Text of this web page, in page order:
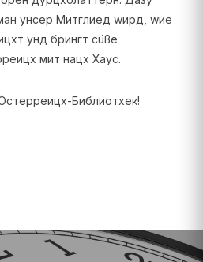
унсер Митглиед wирд, wие
унд брингт сüßе
мит нацх Хаус.
Библиотхек!